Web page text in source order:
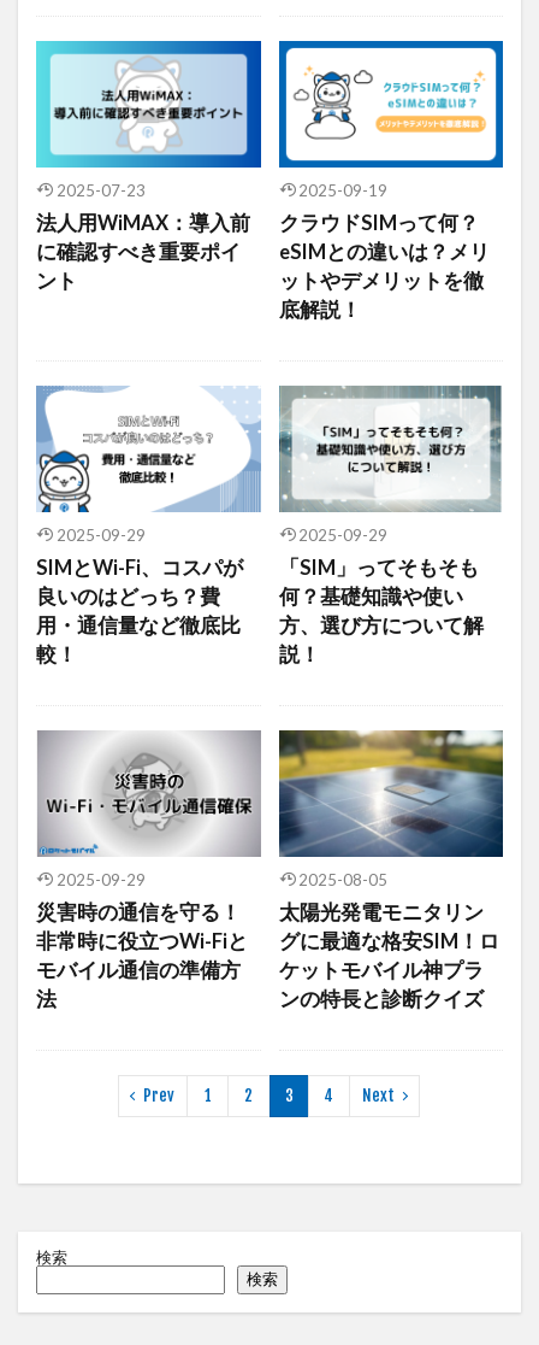
2025-07-23
法人用WiMAX：導入前
に確認すべき重要ポイ
ント
2025-09-19
クラウドSIMって何？
eSIMとの違いは？メリ
ットやデメリットを徹
底解説！
2025-09-29
SIMとWi-Fi、コスパが
良いのはどっち？費
用・通信量など徹底比
較！
2025-09-29
「SIM」ってそもそも
何？基礎知識や使い
方、選び方について解
説！
2025-09-29
災害時の通信を守る！
非常時に役立つWi-Fiと
モバイル通信の準備方
法
2025-08-05
太陽光発電モニタリン
グに最適な格安SIM！ロ
ケットモバイル神プラ
ンの特長と診断クイズ
Prev 1 2 3 4 Next
検索
検索
デジタルツイン
デジタルサイネージ
タブレット
タイムラプス
センサー
アルコールチェック
セキュリティ
スマート農業
スマートメーター
ゲートウェイ
クラウドWi-Fi
キャッシュレス決済
カメラ
検索